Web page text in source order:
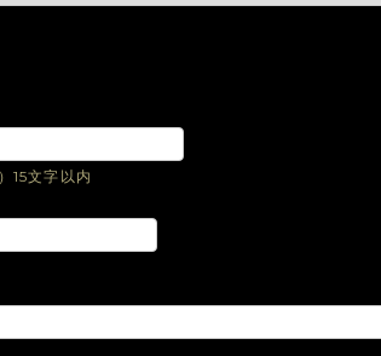
15文字以内